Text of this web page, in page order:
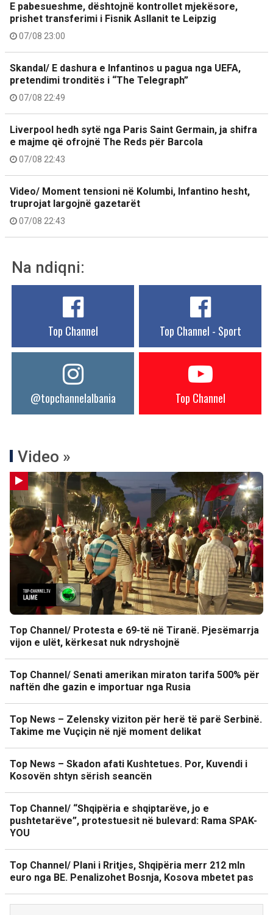
E pabesueshme, dështojnë kontrollet mjekësore,
prishet transferimi i Fisnik Asllanit te Leipzig
07/08 23:00
Skandal/ E dashura e Infantinos u pagua nga UEFA,
pretendimi tronditës i “The Telegraph”
07/08 22:49
Liverpool hedh sytë nga Paris Saint Germain, ja shifra
e majme që ofrojnë The Reds për Barcola
07/08 22:43
Video/ Moment tensioni në Kolumbi, Infantino hesht,
truprojat largojnë gazetarët
07/08 22:43
Na ndiqni:
Top Channel Top Channel - Sport
@topchannelalbania Top Channel
Video »
Top Channel/ Protesta e 69-të në Tiranë. Pjesëmarrja
vijon e ulët, kërkesat nuk ndryshojnë
Top Channel/ Senati amerikan miraton tarifa 500% për
naftën dhe gazin e importuar nga Rusia
Top News – Zelensky viziton për herë të parë Serbinë.
Takime me Vuçiçin në një moment delikat
Top News – Skadon afati Kushtetues. Por, Kuvendi i
Kosovën shtyn sërish seancën
Top Channel/ “Shqipëria e shqiptarëve, jo e
pushtetarëve”, protestuesit në bulevard: Rama SPAK-
YOU
Top Channel/ Plani i Rritjes, Shqipëria merr 212 mln
euro nga BE. Penalizohet Bosnja, Kosova mbetet pas